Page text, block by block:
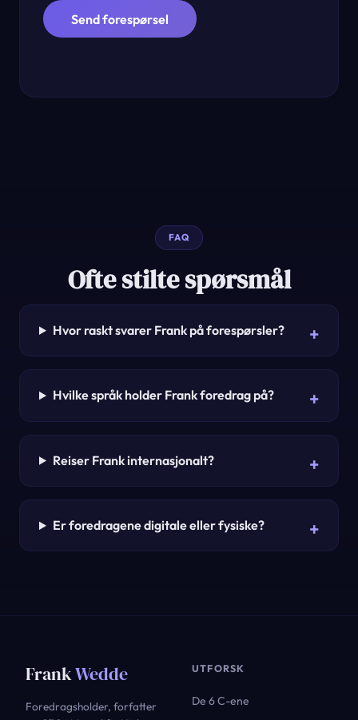
Send forespørsel
FAQ
Ofte stilte spørsmål
Hvor raskt svarer Frank på forespørsler?
Hvilke språk holder Frank foredrag på?
Reiser Frank internasjonalt?
Er foredragene digitale eller fysiske?
FrankWedde
Foredragsholder, forfatter
UTFORSK
De 6 C-ene